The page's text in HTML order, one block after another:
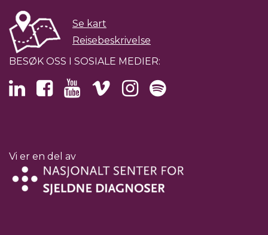
Se kart
Reisebeskrivelse
BESØK OSS I SOSIALE MEDIER:
Vi er en del av